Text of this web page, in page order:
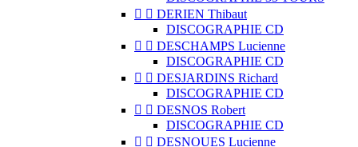
  DERIEN Thibaut
DISCOGRAPHIE CD
  DESCHAMPS Lucienne
DISCOGRAPHIE CD
  DESJARDINS Richard
DISCOGRAPHIE CD
  DESNOS Robert
DISCOGRAPHIE CD
  DESNOUES Lucienne